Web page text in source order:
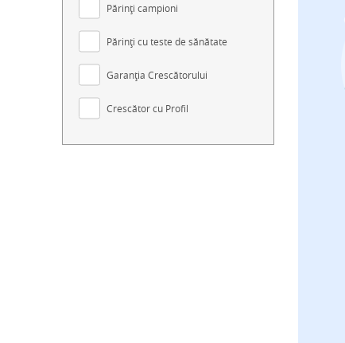
Părinți campioni
Părinți cu teste de sănătate
Garanția Crescătorului
Crescător cu Profil